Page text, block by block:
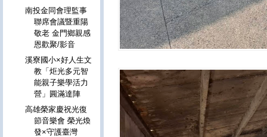
南投金同會理監事
聯席會議暨重陽
敬老 金門鄉親感
恩歡聚/影音
溪寮國小×好人生文
教「炬光多元智
能親子樂學活力
營」圓滿達陣
高雄榮家慶祝光復
節音樂會 榮光煥
發×守護臺灣